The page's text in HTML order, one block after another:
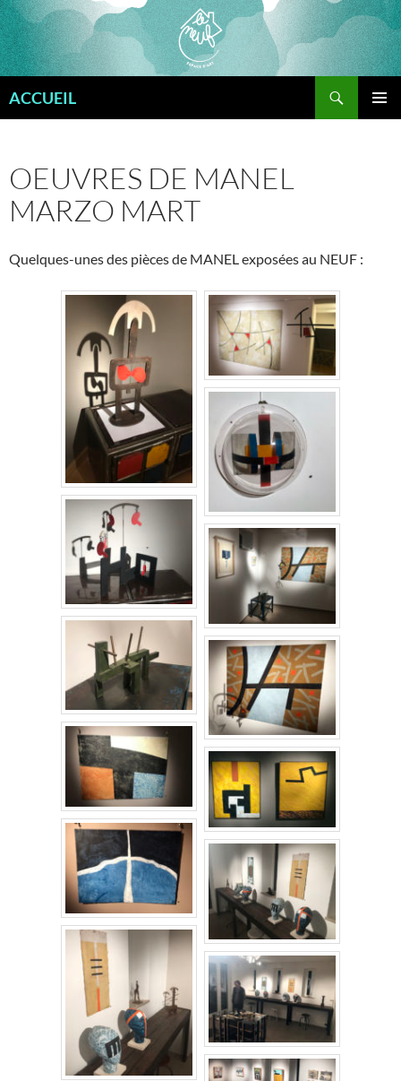
Aller
au
contenu
ACCUEIL
OEUVRES DE MANEL
MARZO MART
Quelques-unes des pièces de MANEL exposées au NEUF :